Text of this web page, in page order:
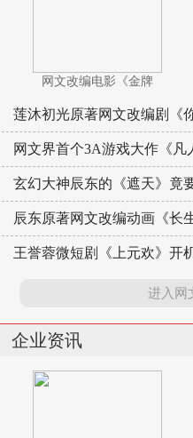
网文改编电影《金牌
莲沐初光原著网文改编剧《
网文界首个3A游戏大作《凡
玄幻大神辰东的《遮天》竟
辰东原著网文改编动画《长
王誉蓉微短剧《上元欢》开
进入网
企业资讯